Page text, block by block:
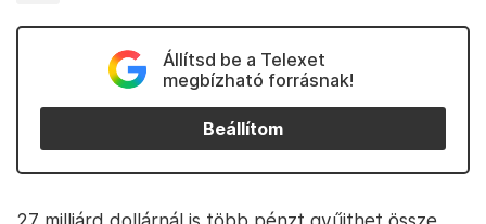
Állítsd be a Telexet
megbízható forrásnak!
Beállítom